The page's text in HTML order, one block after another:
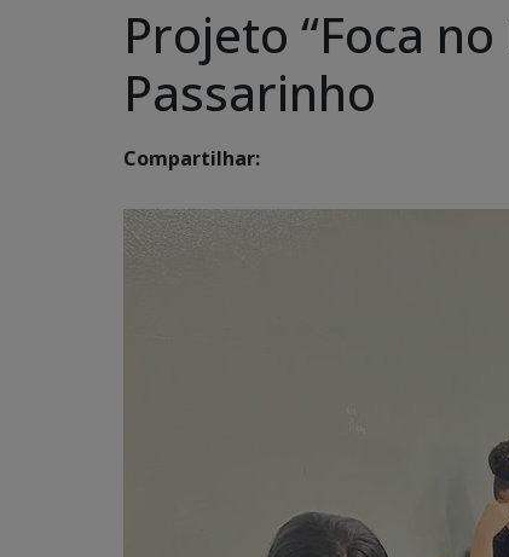
Projeto “Foca no
Passarinho
Compartilhar: